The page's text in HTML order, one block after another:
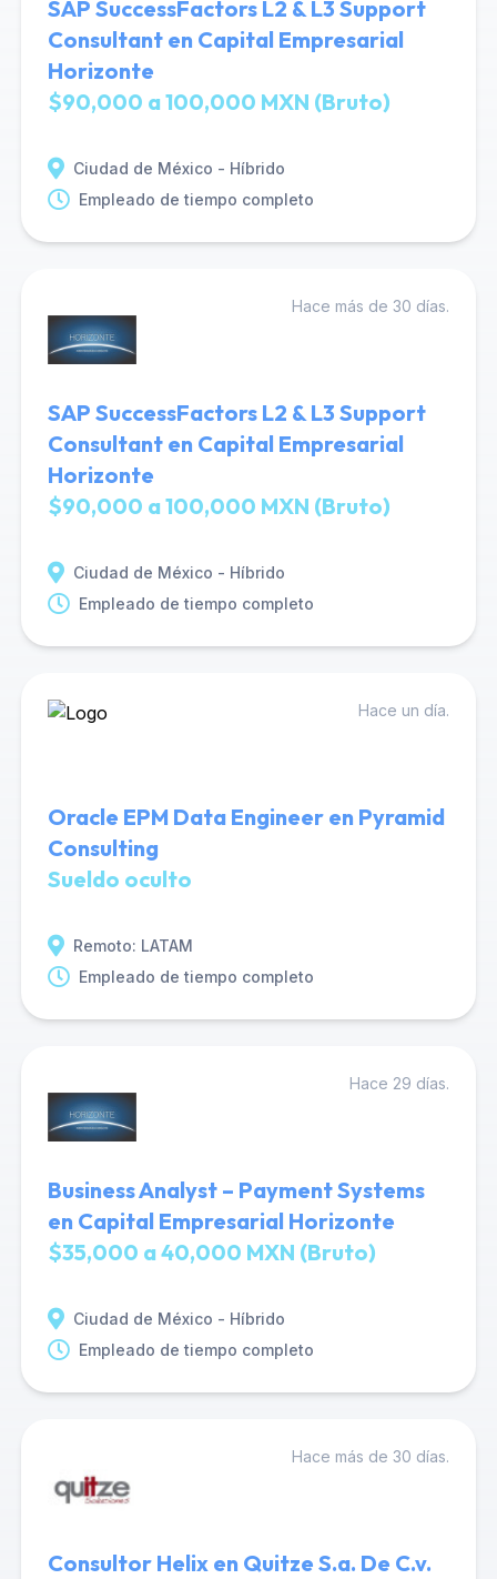
SAP SuccessFactors L2 & L3 Support
Consultant en Capital Empresarial
Horizonte
$90,000 a 100,000 MXN (Bruto)
Ciudad de México - Híbrido
Empleado de tiempo completo
Hace más de 30 días.
SAP SuccessFactors L2 & L3 Support
Consultant en Capital Empresarial
Horizonte
$90,000 a 100,000 MXN (Bruto)
Ciudad de México - Híbrido
Empleado de tiempo completo
Hace un día.
Oracle EPM Data Engineer en Pyramid
Consulting
Sueldo oculto
Remoto: LATAM
Empleado de tiempo completo
Hace 29 días.
Business Analyst – Payment Systems
en Capital Empresarial Horizonte
$35,000 a 40,000 MXN (Bruto)
Ciudad de México - Híbrido
Empleado de tiempo completo
Hace más de 30 días.
Consultor Helix en Quitze S.a. De C.v.